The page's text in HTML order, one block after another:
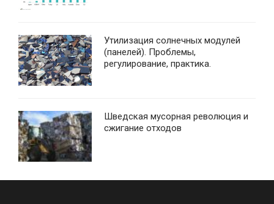
Утилизация солнечных модулей
(панелей). Проблемы,
регулирование, практика.
Шведская мусорная революция и
сжигание отходов